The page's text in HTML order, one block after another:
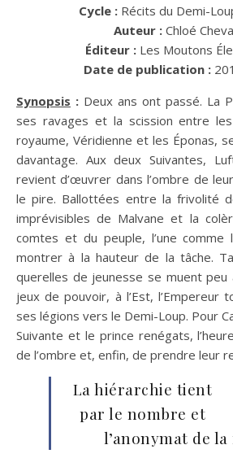
Cycle : Récits du Demi-
Auteur : Chloé
Éditeur : Les Moutons
Date de publication :
Synopsis : Deux ans ont passé. La
ses ravages et la scission entre
royaume, Véridienne et les Éponas,
davantage. Aux deux Suivantes,
revient d’œuvrer dans l’ombre de
le pire. Ballottées entre la frivolité
imprévisibles de Malvane et la
comtes et du peuple, l’une comme
montrer à la hauteur de la tâche.
querelles de jeunesse se muent peu
jeux de pouvoir, à l’Est, l’Empereur
ses légions vers le Demi-Loup. Pour
Suivante et le prince renégats,
de l’ombre et, enfin, de prendre leur
La hiérarchie tient
par le nombre et
l’anonymat de